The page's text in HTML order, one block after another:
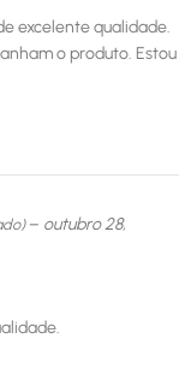
excelente qualidade.
o produto. Estou
– outubro 28,